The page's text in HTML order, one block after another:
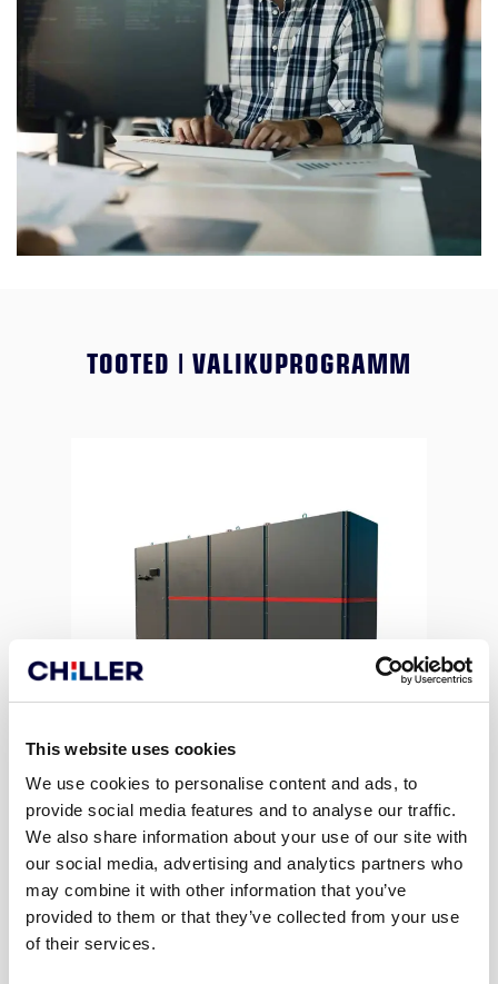
This website uses cookies
We use cookies to personalise content and ads, to
provide social media features and to analyse our traffic.
We also share information about your use of our site with
our social media, advertising and analytics partners who
may combine it with other information that you’ve
provided to them or that they’ve collected from your use
of their services.
TOOTED | VALIKUPROGRAMM
SOOJUSPUMBAD
Nova soojuspump on endisest
keskonnasäästlikum vôimalus toota
hoonetele soojust vôi olla osa
tehnoloogilistest protsessidest.